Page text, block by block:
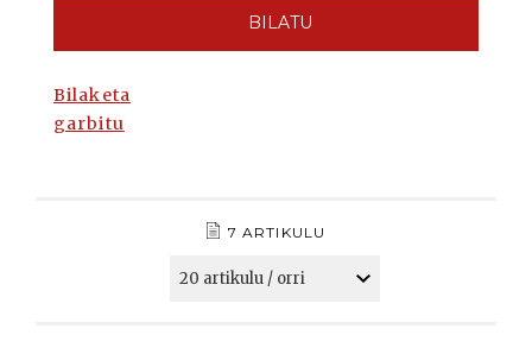
BILATU
Bilaketa
garbitu
7 ARTIKULU